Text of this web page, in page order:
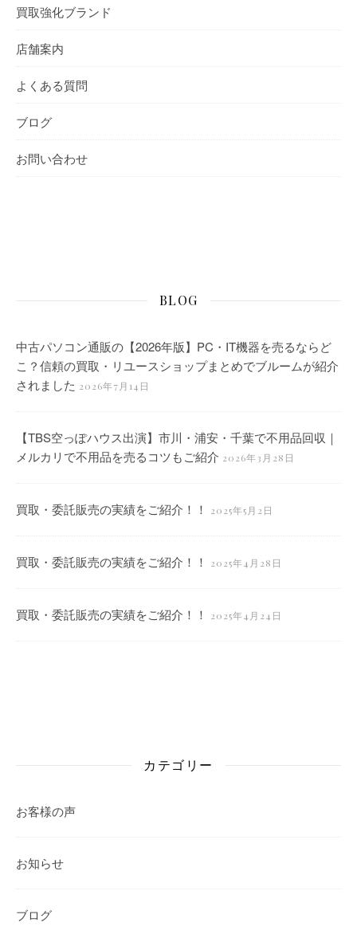
買取強化ブランド
店舗案内
よくある質問
ブログ
お問い合わせ
BLOG
中古パソコン通販の【2026年版】PC・IT機器を売るならど
こ？信頼の買取・リユースショップまとめでブルームが紹介
されました 2026年7月14日
【TBS空っぽハウス出演】市川・浦安・千葉で不用品回収｜
メルカリで不用品を売るコツもご紹介 2026年3月28日
買取・委託販売の実績をご紹介！！ 2025年5月2日
買取・委託販売の実績をご紹介！！ 2025年4月28日
買取・委託販売の実績をご紹介！！ 2025年4月24日
カテゴリー
お客様の声
お知らせ
ブログ